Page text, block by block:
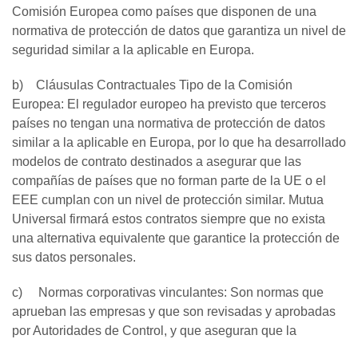
Comisión Europea como países que disponen de una
normativa de protección de datos que garantiza un nivel de
seguridad similar a la aplicable en Europa.
b) Cláusulas Contractuales Tipo de la Comisión
Europea: El regulador europeo ha previsto que terceros
países no tengan una normativa de protección de datos
similar a la aplicable en Europa, por lo que ha desarrollado
modelos de contrato destinados a asegurar que las
compañías de países que no forman parte de la UE o el
EEE cumplan con un nivel de protección similar. Mutua
Universal firmará estos contratos siempre que no exista
una alternativa equivalente que garantice la protección de
sus datos personales.
c) Normas corporativas vinculantes: Son normas que
aprueban las empresas y que son revisadas y aprobadas
por Autoridades de Control, y que aseguran que la